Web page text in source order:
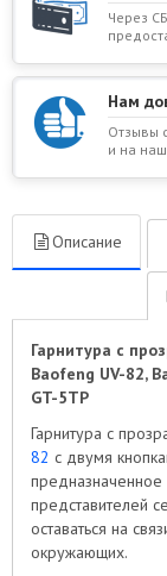
Через
Нам
Отзывы
и на
Описание
Гарнитура с
Baofeng UV-82,
GT-5TP
Гарнитура с
82 с двумя
предназначенное
представителей
оставаться на
окружающих.